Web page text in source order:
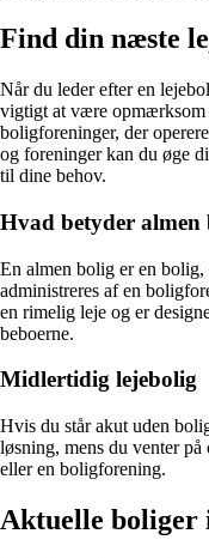
Find din næste
Når du leder efter en
vigtigt at være opmærksom
boligforeninger, der
og foreninger kan du øge
til dine behov.
Hvad betyder almen
En almen bolig er en
administreres af en
en rimelig leje og er
beboerne.
Midlertidig lejebolig
Hvis du står akut uden
løsning, mens du venter
eller en boligforening.
Aktuelle boliger